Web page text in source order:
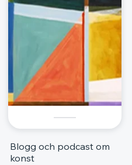
Blogg och podcast om
konst